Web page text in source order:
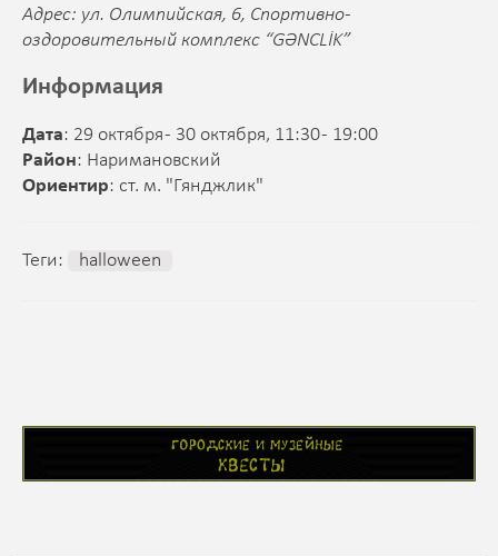
Адрес: ул. Олимпийская, 6, Спортивно-
оздоровительный комплекс “GƏNCLİK”
Информация
Дата: 29 октября - 30 октября, 11:30 - 19:00
Район: Наримановский
Ориентир: ст. м. "Гянджлик"
Теги: halloween